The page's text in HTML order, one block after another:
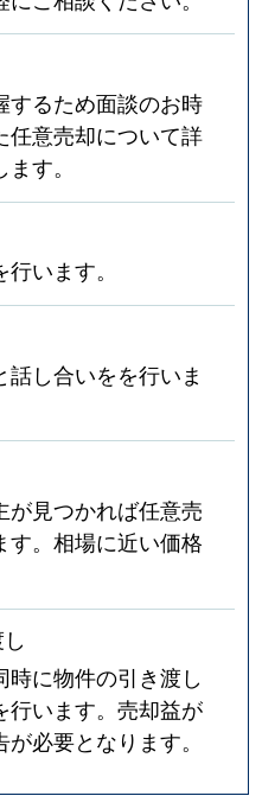
するため面談のお時
任意売却について詳
す。
います。
し合いをを行いま
が見つかれば任意売
す。相場に近い価格
に物件の引き渡し
行います。売却益が
必要となります。